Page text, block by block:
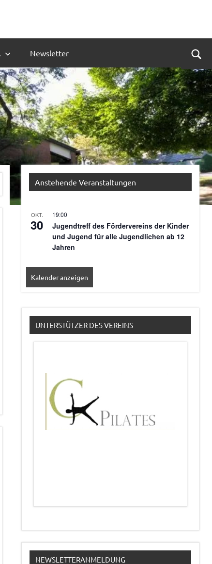
Newsletter
Anstehende Veranstaltungen
OKT.
30
19:00
Jugendtreff des Fördervereins der Kinder
und Jugend für alle Jugendlichen ab 12
Jahren
Kalender anzeigen
UNTERSTÜTZER DES VEREINS
NEWSLETTERANMELDUNG